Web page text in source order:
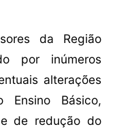
da Região
por inúmeros
alterações
Ensino Básico,
de redução do